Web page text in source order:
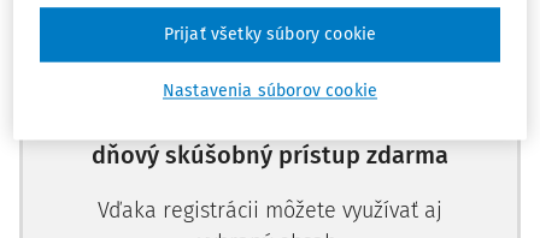
dňový skúšobný prístup zdarma
Vďaka registrácii môžete využívať aj
Nastavenia súborov cookie
Prijať všetky súbory cookie